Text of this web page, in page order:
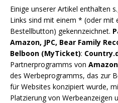
Einige unserer Artikel enthalten
Links sind mit einem * (oder mit
Bestellbutton) gekennzeichnet.
Amazon, JPC, Bear Family
Belboon (MyTicket):
Partnerprogramms von
des Werbeprogramms, das zur
für Websites konzipiert wurde,
Platzierung von Werbeanzeigen